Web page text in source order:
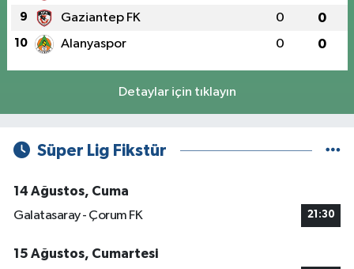
9 Gaziantep FK 0 0
10 Alanyaspor 0 0
Detaylar için tıklayın
Süper Lig Fikstür
14 Ağustos, Cuma
Galatasaray - Çorum FK
21:30
15 Ağustos, Cumartesi